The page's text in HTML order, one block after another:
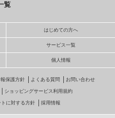
覧
はじめての方へ
サービス一覧
個人情報
保護方針 よくある質問 お問い合わせ
ショッピングサービス利用規約
に対する方針 採用情報